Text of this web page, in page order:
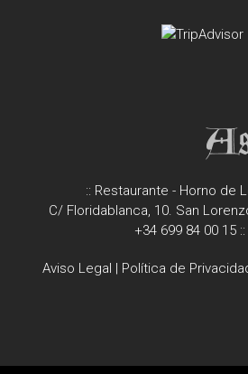
:: Restaurante - Horno de
C/ Floridablanca, 10. San
+34 699 84 00 15 ::
Aviso Legal | Política de